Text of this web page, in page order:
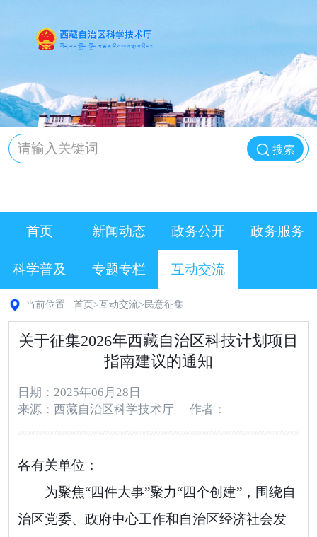
搜索
首页 新闻动态 政务公开 政务服务
科学普及 专题专栏 互动交流
当前位置 首页 >互动交流> 民意征集
关于征集2026年西藏自治区科技计划项目
指南建议的通知
日期：2025年06月28日
来源：西藏自治区科学技术厅
作者：
各有关单位：
为聚焦“四件大事”聚力“四个创建”，围绕自
治区党委、政府中心工作和自治区经济社会发